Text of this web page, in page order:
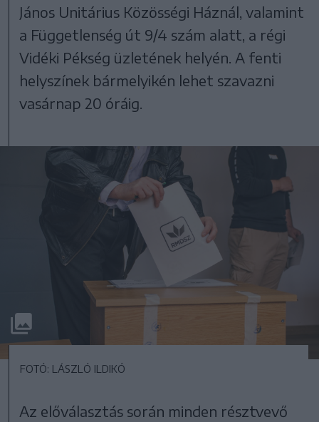
János Unitárius Közösségi Háznál, valamint
a Függetlenség út 9/4 szám alatt, a régi
Vidéki Pékség üzletének helyén. A fenti
helyszínek bármelyikén lehet szavazni
vasárnap 20 óráig.
FOTÓ: LÁSZLÓ ILDIKÓ
Az előválasztás során minden résztvevő